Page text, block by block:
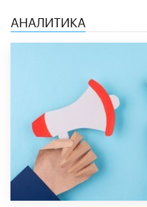
АНАЛИТИКА